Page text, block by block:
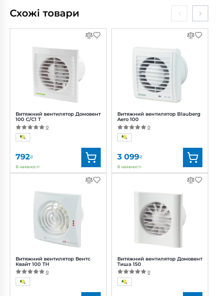
Схожі товари
Витяжний вентилятор Домовент
100 С/С1 Т
0
792₴
В наявності
Домовент
Артикул: 0000227741
Діаметр:
Потужність:
Рівень
шуму:
Витяжний вентилятор Вентс
Квайт 100 ТН
0
Витяжний вентилятор Blauberg
Aero 100
0
3 099₴
В наявності
Blauberg
Артикул: 0000214643
Діаметр:
100 мм
Потужність:
14 Вт
Рівень
Витяжний вентилятор Домовент
Тиша 150
0